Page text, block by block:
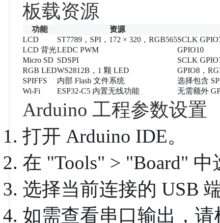
板载资源
功能
资源
LCD
ST7789，SPI，172 × 320，RGB565SCLK
LCD 背光LEDC PWM
GPIO10
Micro SD SDSPI
SCLK
RGB LEDWS2812B，1 颗 LED
GPIO8，
SPIFFS
内部 Flash 文件系统
选择包含
Wi-Fi
ESP32-C5 内置无线功能 无需额外
Arduino 工程参数设置
打开 Arduino IDE。
在 "Tools" > "Board"
选择当前连接的 USB
如需查看串口输出，